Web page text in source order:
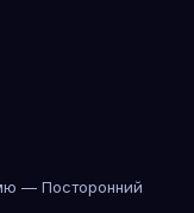
— Посторонний